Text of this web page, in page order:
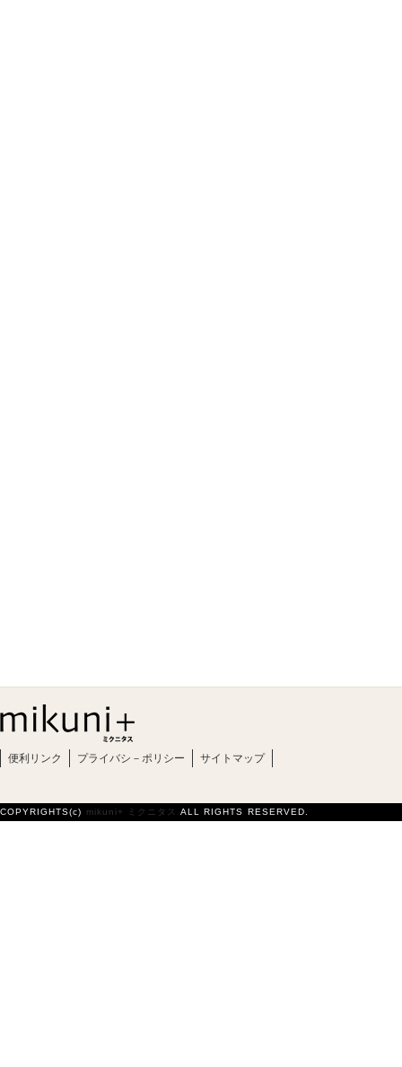
便利リンク プライバシ－ポリシー サイトマップ
COPYRIGHTS(c) mikuni+ ミクニタス ALL RIGHTS RESERVED.